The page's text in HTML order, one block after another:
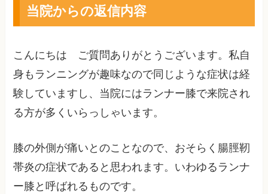
当院からの返信内容
こんにちは ご質問ありがとうございます。私自
身もランニングが趣味なので同じような症状は経
験していますし、当院にはランナー膝で来院され
る方が多くいらっしゃいます。
膝の外側が痛いとのことなので、おそらく腸脛靭
帯炎の症状であると思われます。いわゆるランナ
ー膝と呼ばれるものです。